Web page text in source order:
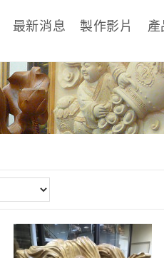
最新消息 製作影片 產